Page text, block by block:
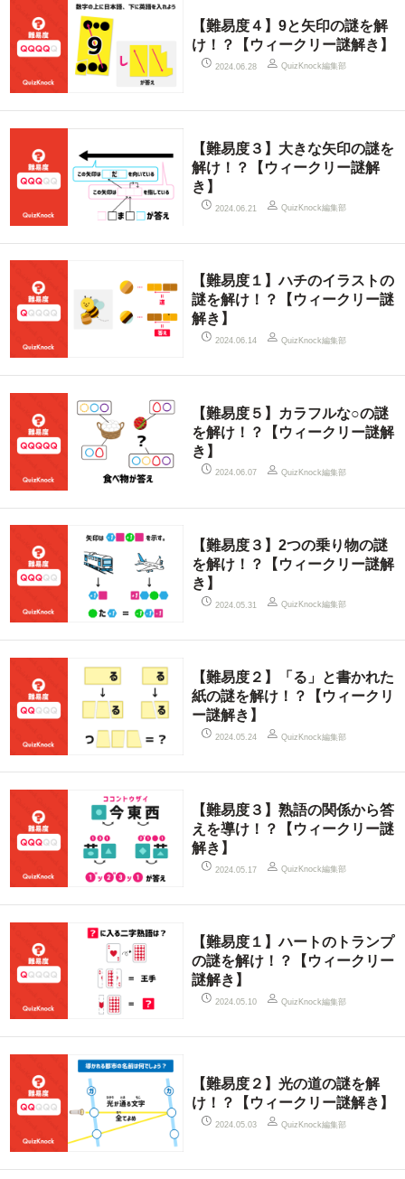
【難易度４】9と矢印の謎を解
け！？【ウィークリー謎解き】
2024.06.28 QuizKnock編集部
【難易度３】大きな矢印の謎を
解け！？【ウィークリー謎解
き】
2024.06.21 QuizKnock編集部
【難易度１】ハチのイラストの
謎を解け！？【ウィークリー謎
解き】
2024.06.14 QuizKnock編集部
【難易度５】カラフルな○の謎
を解け！？【ウィークリー謎解
き】
2024.06.07 QuizKnock編集部
【難易度３】2つの乗り物の謎
を解け！？【ウィークリー謎解
き】
2024.05.31 QuizKnock編集部
【難易度２】「る」と書かれた
紙の謎を解け！？【ウィークリ
ー謎解き】
2024.05.24 QuizKnock編集部
【難易度３】熟語の関係から答
えを導け！？【ウィークリー謎
解き】
2024.05.17 QuizKnock編集部
【難易度１】ハートのトランプ
の謎を解け！？【ウィークリー
謎解き】
2024.05.10 QuizKnock編集部
【難易度２】光の道の謎を解
け！？【ウィークリー謎解き】
2024.05.03 QuizKnock編集部